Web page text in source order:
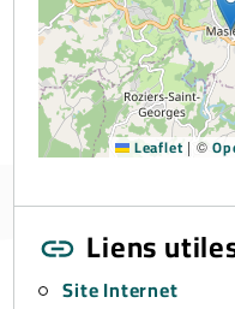
Leaflet | ©
Liens
Site Internet